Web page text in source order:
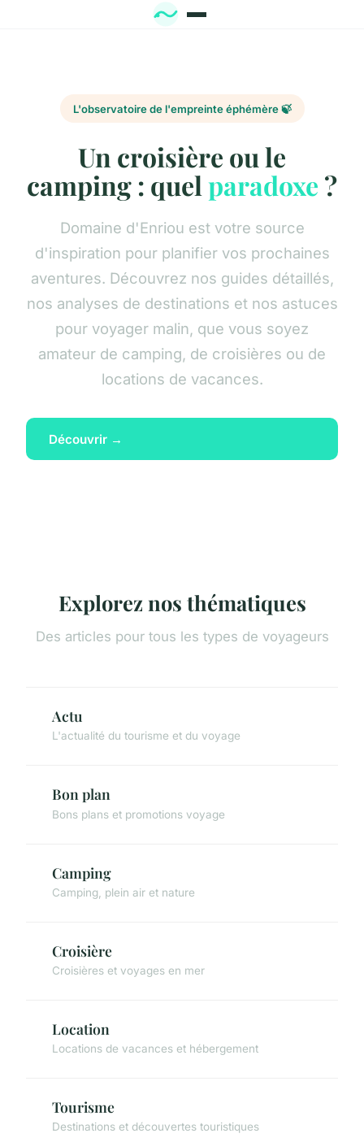
L'observatoire de l'empreinte éphémère 🍃
Un croisière ou le
camping : quel paradoxe ?
Domaine d'Enriou est votre source
d'inspiration pour planifier vos prochaines
aventures. Découvrez nos guides détaillés,
nos analyses de destinations et nos astuces
pour voyager malin, que vous soyez
amateur de camping, de croisières ou de
locations de vacances.
Découvrir →
Explorez nos thématiques
Des articles pour tous les types de voyageurs
Actu
L'actualité du tourisme et du voyage
Bon plan
Bons plans et promotions voyage
Camping
Camping, plein air et nature
Croisière
Croisières et voyages en mer
Location
Locations de vacances et hébergement
Tourisme
Destinations et découvertes touristiques